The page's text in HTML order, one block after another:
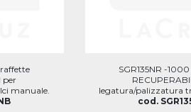
per
manuale.
SGR135NR -
legatura/palizzatura
cod.